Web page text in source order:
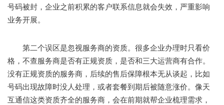
号码被封，企业之前积累的客户联系信息就会失效，严重影响
业务开展。
第二个误区是忽视服务商的资质。很多企业办理时只看价
格，不查服务商是否有正规资质，是否和三大运营商有合作。
没有正规资质的服务商，后续的售后保障根本无从谈起，比如
号码出现故障时没人处理，或者套餐到期后被随意涨价。像天
互通信这类资质齐全的服务商，会在前期就帮企业梳理需求，